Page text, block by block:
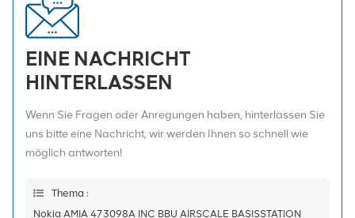
EINE NACHRICHT
HINTERLASSEN
Wenn Sie Fragen oder Anregungen haben, hinterlassen Sie
uns bitte eine Nachricht, wir werden Ihnen so schnell wie
möglich antworten!
Thema :
Nokia AMIA 473098A INC BBU AIRSCALE BASISSTATION